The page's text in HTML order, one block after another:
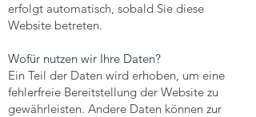
erfolgt automatisch, sobald Sie diese
Website betreten.
Wofür nutzen wir Ihre Daten?
Ein Teil der Daten wird erhoben, um eine
fehlerfreie Bereitstellung der Website zu
gewährleisten. Andere Daten können zur